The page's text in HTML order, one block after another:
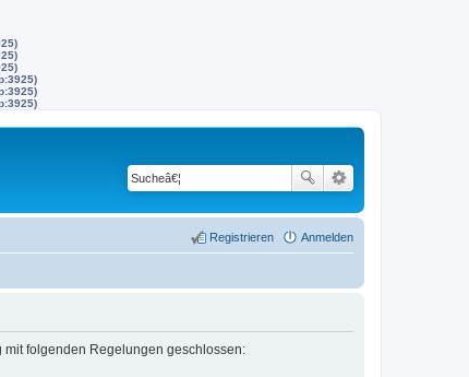
Anmelden
Registrieren
folgenden Regelungen geschlossen: